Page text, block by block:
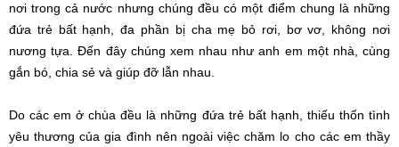
nơi trong cả nước nhưng chúng đều có một điểm chung là những
đứa trẻ bất hạnh, đa phần bị cha mẹ bỏ rơi, bơ vơ, không nơi
nương tựa. Đến đây chúng xem nhau như anh em một nhà, cùng
gắn bó, chia sẻ và giúp đỡ lẫn nhau.
Do các em ở chùa đều là những đứa trẻ bất hạnh, thiếu thốn tình
yêu thương của gia đình nên ngoài việc chăm lo cho các em thầy